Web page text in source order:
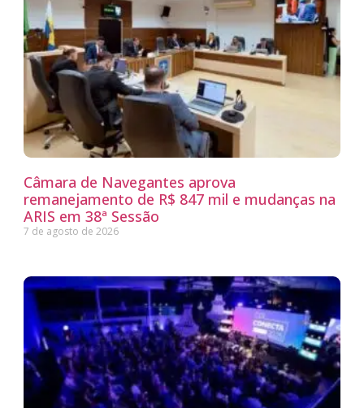
Câmara de Navegantes aprova
remanejamento de R$ 847 mil e mudanças na
ARIS em 38ª Sessão
7 de agosto de 2026